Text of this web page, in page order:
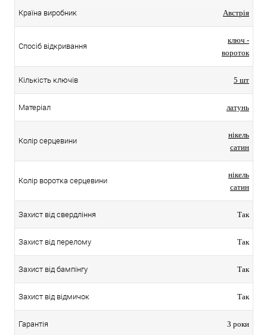
Країна виробник Австрія
Спосіб відкривання
ключ -
вороток
Кількість ключів 5 шт
Матеріал латунь
Колір серцевини
нікель
сатин
Колір воротка серцевини
нікель
сатин
Захист від свердління Так
Захист від перелому Так
Захист від бампінгу Так
Захист від відмичок Так
Гарантія 3 роки